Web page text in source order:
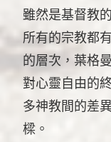
雖然是基督教
所有的宗教都
的層次，葉格
對心靈自由的
多神教間的差
樑。